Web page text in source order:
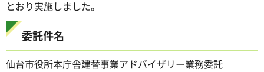
とおり実施しました。
委託件名
仙台市役所本庁舎建替事業アドバイザリー業務委託